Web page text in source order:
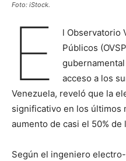
Foto: iStock.
E
l Observatorio
Públicos
acceso a los
Venezuela, reveló que la
significativo en los últimos
aumento de casi el 50% de
Según el ingeniero